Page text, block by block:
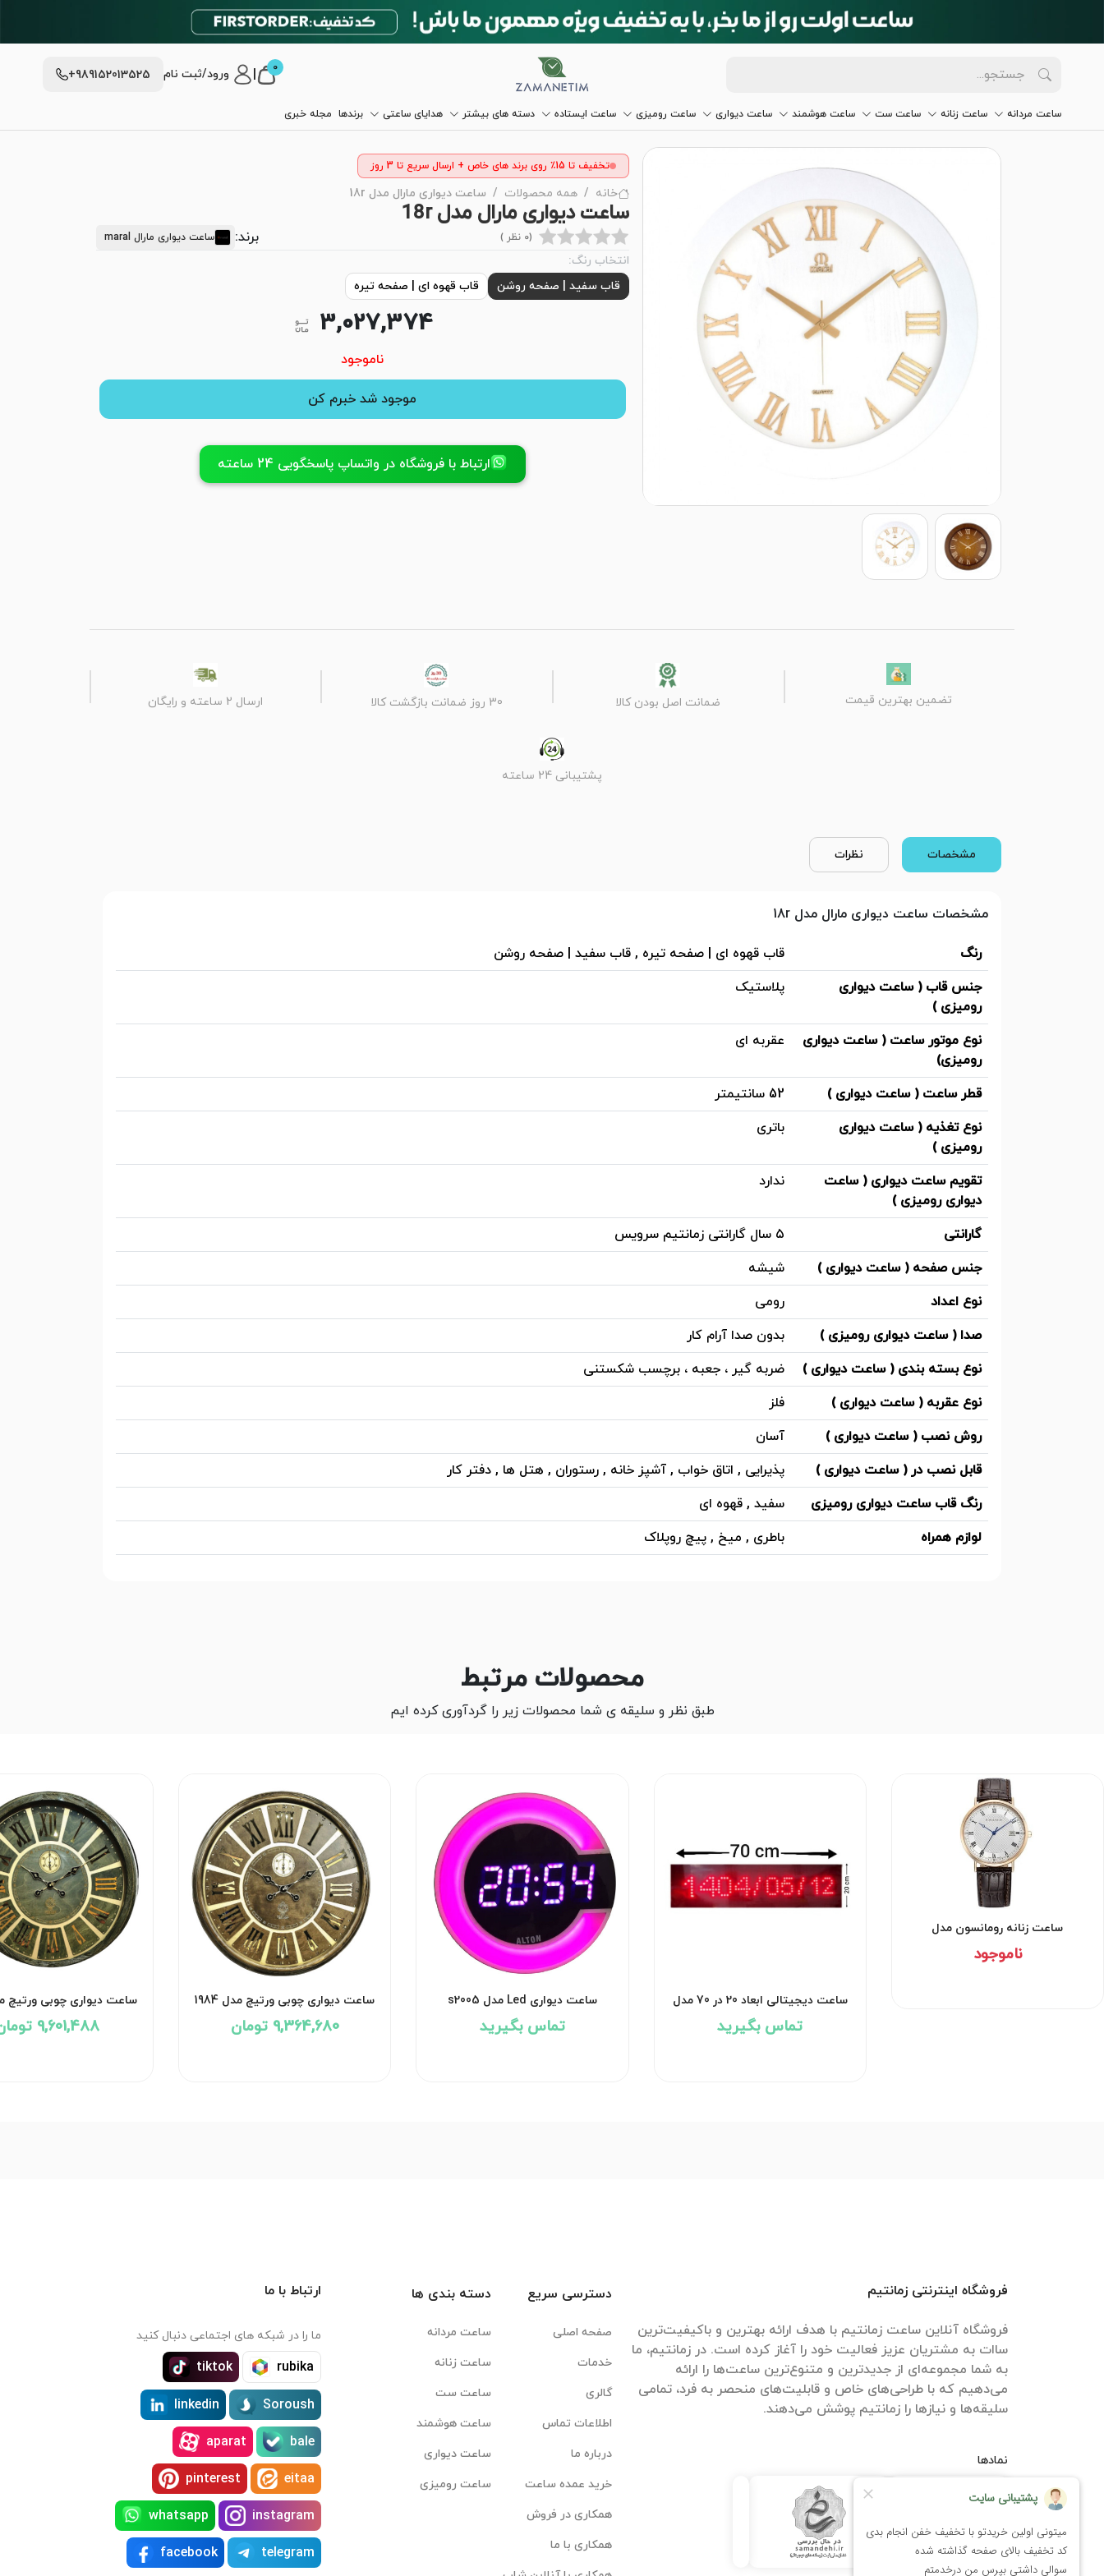
0 ورود/ثبت نام +989152013525
ساعت مردانه ساعت زنانه ساعت ست ساعت هوشمند ساعت دیواری ساعت رومیزی ساعت ایستاده دسته های بیشتر هدایای ساعتی برندها مجله خبری
تخفیف تا 15٪ روی برند های خاص + ارسال سریع تا 3 روز
خانه همه محصولات ساعت دیواری مارال مدل 18r
ساعت دیواری مارال مدل 18r
(0 نظر ) برند: ساعت دیواری مارال maral
انتخاب رنگ:
قاب سفید | صفحه روشن
قاب قهوه ای | صفحه تیره
3,027,374
ناموجود
موجود شد خبرم کن
ارتباط با فروشگاه در واتساپ پاسخگویی 24 ساعته
تضمین بهترین قیمت ضمانت اصل بودن کالا 30 روز ضمانت بازگشت کالا ارسال 2 ساعته و رایگان
پشتیبانی 24 ساعته
مشخصات نظرات
مشخصات ساعت دیواری مارال مدل 18r
رنگ
قاب قهوه ای | صفحه تیره , قاب سفید | صفحه روشن
جنس قاب ( ساعت دیواری
رومیزی )
پلاستیک
نوع موتور ساعت ( ساعت دیواری
رومیزی)
عقربه ای
قطر ساعت ( ساعت دیواری )
52 سانتیمتر
نوع تغذیه ( ساعت دیواری
رومیزی )
باتری
تقویم ساعت دیواری ( ساعت
دیواری رومیزی )
ندارد
گارانتی
۵ سال گارانتی زمانتیم سرویس
جنس صفحه ( ساعت دیواری )
شیشه
نوع اعداد
رومی
صدا ( ساعت دیواری رومیزی )
بدون صدا آرام کار
نوع بسته بندی ( ساعت دیواری )
ضربه گیر ، جعبه ، برچسب شکستنی
نوع عقربه ( ساعت دیواری )
فلز
روش نصب ( ساعت دیواری )
آسان
قابل نصب در ( ساعت دیواری )
پذیرایی , اتاق خواب , آشپز خانه , رستوران , هتل ها , دفتر کار
رنگ قاب ساعت دیواری رومیزی
سفید , قهوه ای
لوازم همراه
باطری , میخ , پیچ روپلاک
محصولات مرتبط
طبق نظر و سلیقه ی شما محصولات زیر را گردآوری کرده ایم
ساعت زنانه رومانسون مدل
TL1B24DMNRAS5U-W
ناموجود
ساعت دیجیتالی ابعاد 20 در 70 مدل
q569
تماس بگیرید
ساعت دیواری Led مدل s2005
تماس بگیرید
ساعت دیواری چوبی ورتیچ مدل 1984
9,364,680 تومان
ساعت دیواری چوبی ورتیچ مدل
9,601,488 تومان
فروشگاه اینترنتی زمانتیم
فروشگاه آنلاین ساعت زمانتیم با هدف ارائه بهترین و باکیفیت‌ترین
ساات‌ به مشتریان عزیز فعالیت خود را آغاز کرده است. در زمانتیم، ما
به شما مجموعه‌ای از جدیدترین و متنوع‌ترین ساعت‌ها را ارائه
می‌دهیم که با طراحی‌های خاص و قابلیت‌های منحصر به فرد، تمامی
سلیقه‌ها و نیازها را زمانتیم پوشش می‌دهند.
نمادها
دسترسی سریع
صفحه اصلی
خدمات
گالری
اطلاعات تماس
درباره ما
خرید عمده ساعت
همکاری در فروش
همکاری با ما
دسته بندی ها
ساعت مردانه
ساعت زنانه
ساعت ست
ساعت هوشمند
ساعت دیواری
ساعت رومیزی
ارتباط با ما
ما را در شبکه های اجتماعی دنبال کنید
rubika
tiktok
Soroush
linkedin
bale
aparat
eitaa
pinterest
instagram
whatsapp
telegram
facebook